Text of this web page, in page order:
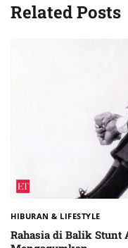
Related Posts
HIBURAN & LIFESTYLE
Rahasia di Balik Stunt